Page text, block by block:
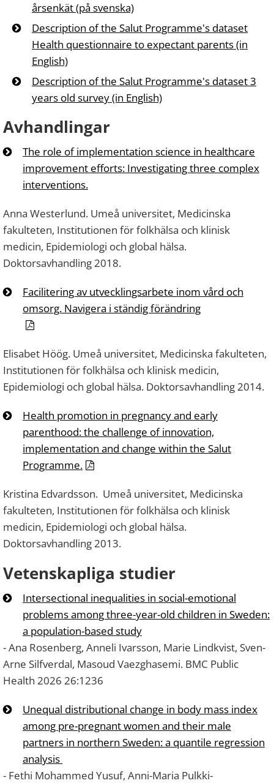
årsenkät (på svenska)
Description of the Salut Programme's dataset
Health questionnaire to expectant parents (in
English)
Description of the Salut Programme's dataset 3
years old survey (in English)
Avhandlingar
The role of implementation science in healthcare
improvement efforts: Investigating three complex
interventions.
Anna Westerlund. Umeå universitet, Medicinska
fakulteten, Institutionen för folkhälsa och klinisk
medicin, Epidemiologi och global hälsa.
Doktorsavhandling 2018.
Facilitering av utvecklingsarbete inom vård och
omsorg. Navigera i ständig förändring
Elisabet Höög. Umeå universitet, Medicinska fakulteten,
Institutionen för folkhälsa och klinisk medicin,
Epidemiologi och global hälsa. Doktorsavhandling 2014.
Health promotion in pregnancy and early
parenthood: the challenge of innovation,
implementation and change within the Salut
Programme.
Kristina Edvardsson. Umeå universitet, Medicinska
fakulteten, Institutionen för folkhälsa och klinisk
medicin, Epidemiologi och global hälsa.
Doktorsavhandling 2013.
Vetenskapliga studier
Intersectional inequalities in social-emotional
problems among three-year-old children in Sweden:
a population-based study
- Ana Rosenberg, Anneli Ivarsson, Marie Lindkvist, Sven-
Arne Silfverdal, Masoud Vaezghasemi. BMC Public
Health 2026 26:1236
Unequal distributional change in body mass index
among pre-pregnant women and their male
partners in northern Sweden: a quantile regression
analysis
- Fethi Mohammed Yusuf, Anni-Maria Pulkki-